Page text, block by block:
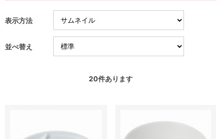
表示方法
並べ替え
20件あります